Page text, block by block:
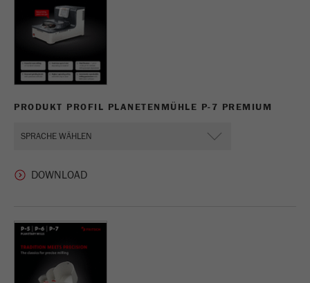
PRODUKT PROFIL PLANETENMÜHLE P-7 PREMIUM